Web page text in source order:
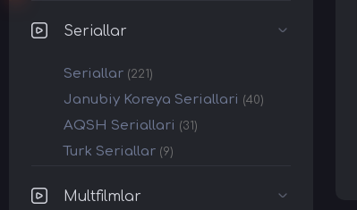
Seriallar
Seriallar (221)
Janubiy Koreya Seriallari (40)
AQSH Seriallari (31)
Turk Seriallar (9)
Multfilmlar